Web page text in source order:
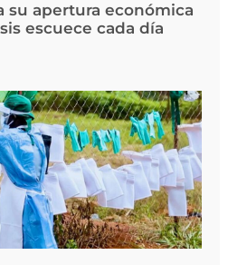
su apertura económica
escuece cada día